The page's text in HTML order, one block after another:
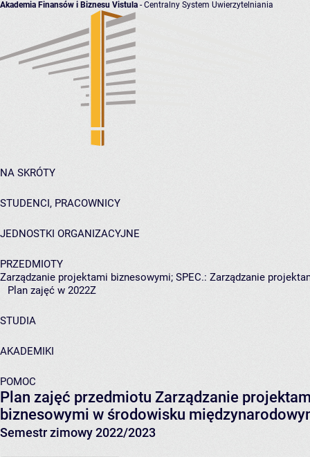
Akademia Finansów i Biznesu Vistula - Centralny System Uwierzytelniania
NA SKRÓTY
STUDENCI, PRACOWNICY
JEDNOSTKI ORGANIZACYJNE
PRZEDMIOTY
Zarządzanie projektami biznesowymi; SPEC.: Zarządzanie
Plan zajęć w 2022Z
STUDIA
AKADEMIKI
POMOC
Plan zajęć przedmiotu Zarządzanie
biznesowymi w środowisku
Semestr zimowy 2022/2023